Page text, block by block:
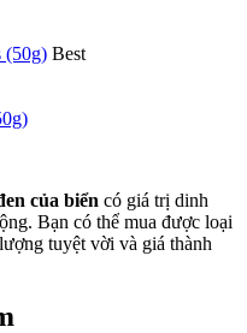
Best
của biển có giá trị dinh
Bạn có thể mua được loại
tuyệt vời và giá thành